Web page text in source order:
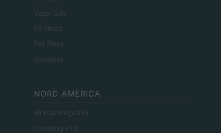
Viajar 365
ES Newz
Pet Story
Encocina
NORD AMERICA
Womanmagazine
Investing Plus